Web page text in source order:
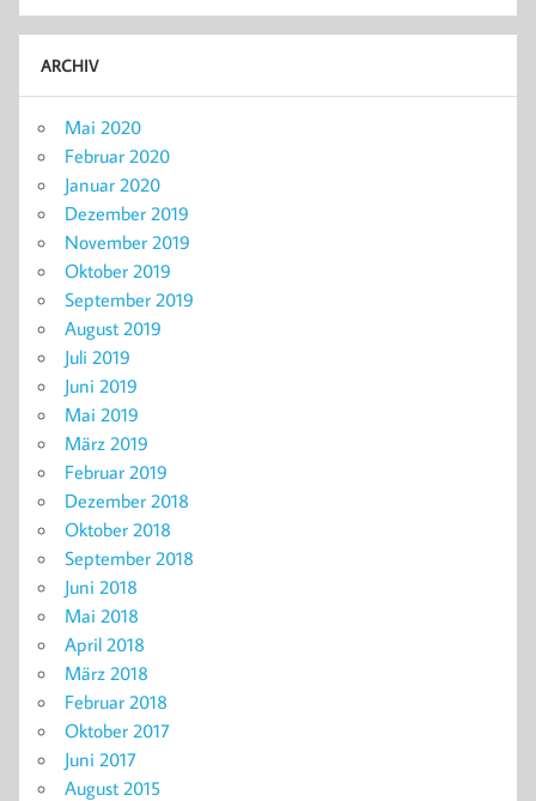
ARCHIV
Mai 2020
Februar 2020
Januar 2020
Dezember 2019
November 2019
Oktober 2019
September 2019
August 2019
Juli 2019
Juni 2019
Mai 2019
März 2019
Februar 2019
Dezember 2018
Oktober 2018
September 2018
Juni 2018
Mai 2018
April 2018
März 2018
Februar 2018
Oktober 2017
Juni 2017
August 2015